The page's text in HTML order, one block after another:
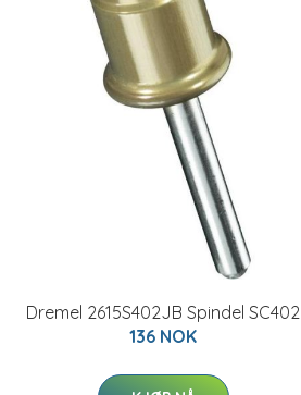
Dremel 2615S402JB Spindel SC402
136 NOK